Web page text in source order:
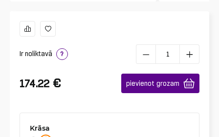
Ir noliktavā ?
174.22 € pievienot grozam
Krāsa